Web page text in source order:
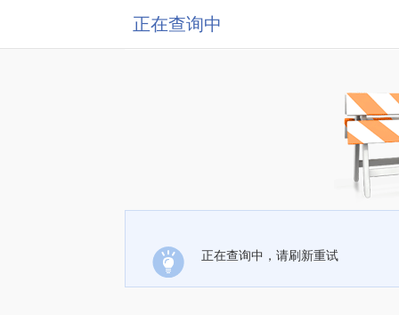
正在查询中
正在查询中，请刷新重试